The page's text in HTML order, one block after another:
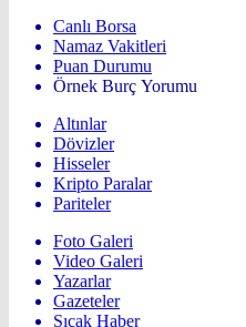
Canlı Borsa
Namaz Vakitleri
Puan Durumu
Örnek Burç Yorumu
Altınlar
Dövizler
Hisseler
Kripto Paralar
Pariteler
Foto Galeri
Video Galeri
Yazarlar
Gazeteler
Sıcak Haber